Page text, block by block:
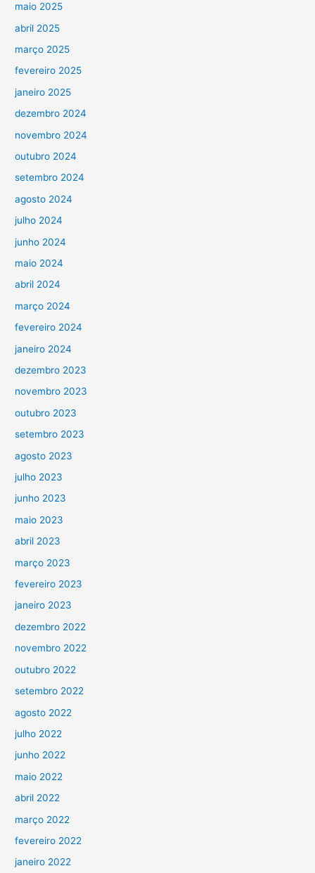
maio 2025
abril 2025
março 2025
fevereiro 2025
janeiro 2025
dezembro 2024
novembro 2024
outubro 2024
setembro 2024
agosto 2024
julho 2024
junho 2024
maio 2024
abril 2024
março 2024
fevereiro 2024
janeiro 2024
dezembro 2023
novembro 2023
outubro 2023
setembro 2023
agosto 2023
julho 2023
junho 2023
maio 2023
abril 2023
março 2023
fevereiro 2023
janeiro 2023
dezembro 2022
novembro 2022
outubro 2022
setembro 2022
agosto 2022
julho 2022
junho 2022
maio 2022
abril 2022
março 2022
fevereiro 2022
janeiro 2022